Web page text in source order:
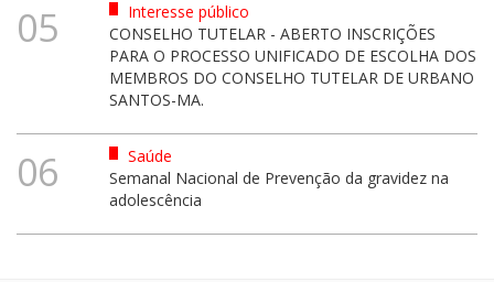
05
Interesse público
CONSELHO TUTELAR - ABERTO INSCRIÇÕES
PARA O PROCESSO UNIFICADO DE ESCOLHA DOS
MEMBROS DO CONSELHO TUTELAR DE URBANO
SANTOS-MA.
06
Saúde
Semanal Nacional de Prevenção da gravidez na
adolescência